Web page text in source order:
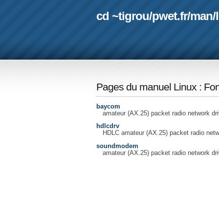
cd ~tigrou/pwet.fr/man/
Pages du manuel Linux :
baycom
amateur (AX.25) packet radio network
hdlcdrv
HDLC amateur (AX.25) packet radio
soundmodem
amateur (AX.25) packet radio network